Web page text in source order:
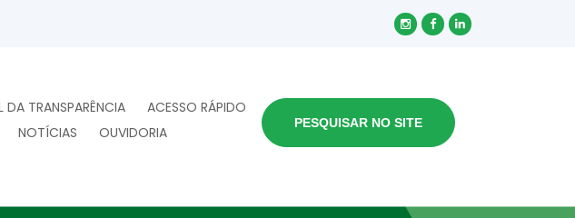
DA TRANSPARÊNCIA
ACESSO RÁPIDO
NOTÍCIAS OUVIDORIA
PESQUISAR NO SITE